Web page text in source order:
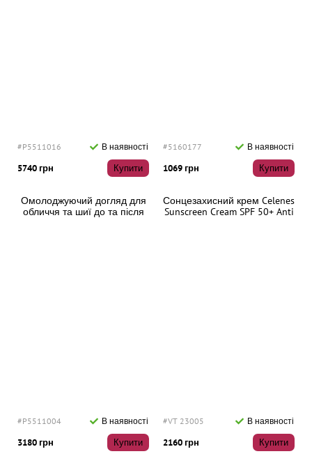
#P5511016 В наявності
5740 грн Купити
Омолоджуючий догляд для
обличчя та шиї до та після
#5160177 В наявності
1069 грн Купити
Сонцезахисний крем Celenes
Sunscreen Cream SPF 50+ Anti
#P5511004 В наявності
3180 грн Купити
#VT 23005 В наявності
2160 грн Купити